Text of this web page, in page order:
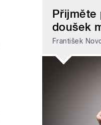
Přijměte
doušek
František